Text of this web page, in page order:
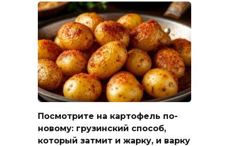
Посмотрите на картофель по-
новому: грузинский способ,
который затмит и жарку, и варку